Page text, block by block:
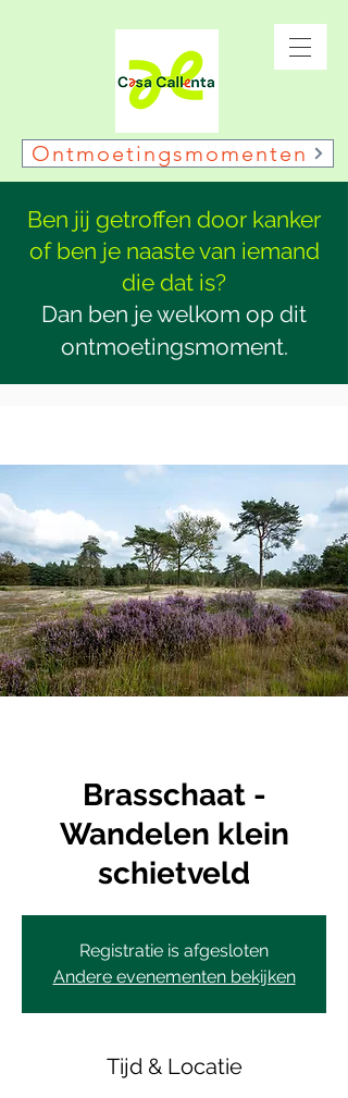
Ontmoetingsmomenten
Ben jij getroffen door kanker
of ben je naaste van iemand
die dat is?
Dan ben je welkom op dit
ontmoetingsmoment.
Brasschaat -
Wandelen klein
schietveld
Registratie is afgesloten
Andere evenementen bekijken
Tijd & Locatie